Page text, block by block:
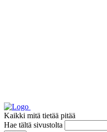
Kaikki mitä tietää pitää
Hae tältä sivustolta